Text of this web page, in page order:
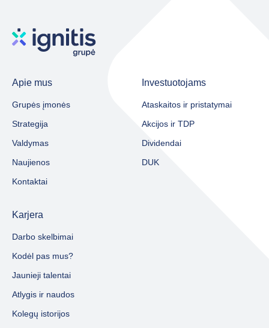
Apie mus
Grupės įmonės
Strategija
Valdymas
Naujienos
Kontaktai
Investuotojams
Ataskaitos ir pristatymai
Akcijos ir TDP
Dividendai
DUK
Karjera
Darbo skelbimai
Kodėl pas mus?
Jaunieji talentai
Atlygis ir naudos
Kolegų istorijos